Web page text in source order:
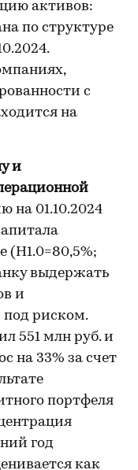
активов:
по структуре
с
на
и
на 01.10.2024
(Н1.0=80,5%;
выдержать
и
под риском.
551 млн руб. и
на 33% за счет
портфеля
год
как